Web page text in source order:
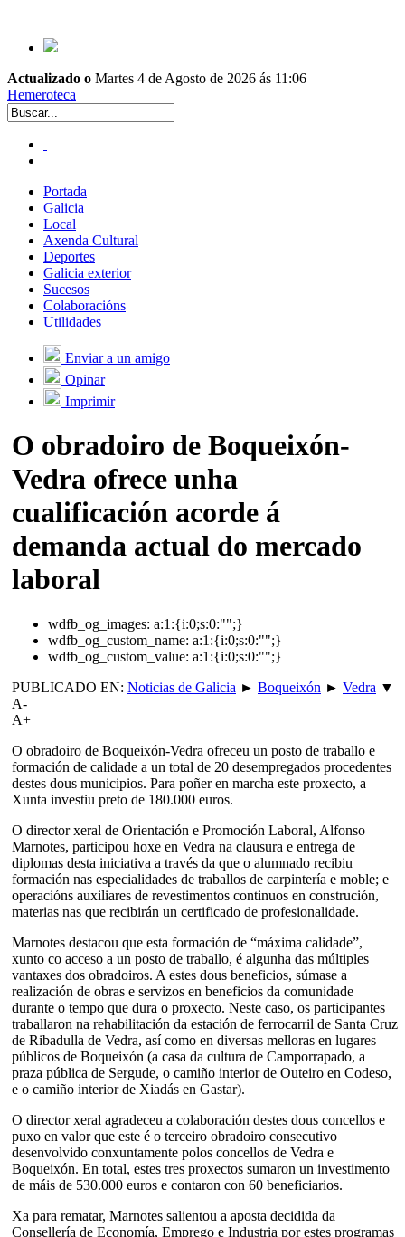
Actualizado o Martes 4 de Agosto de 2026 ás 11:06
Hemeroteca
Portada
Galicia
Local
Axenda Cultural
Deportes
Galicia exterior
Sucesos
Colaboracións
Utilidades
Enviar a un amigo
Opinar
Imprimir
O obradoiro de Boqueixón-
Vedra ofrece unha
cualificación acorde á
demanda actual do mercado
laboral
wdfb_og_images: a:1:{i:0;s:0:"";}
wdfb_og_custom_name: a:1:{i:0;s:0:"";}
wdfb_og_custom_value: a:1:{i:0;s:0:"";}
PUBLICADO EN: Noticias de Galicia ► Boqueixón ► Vedra ▼
A-
A+
O obradoiro de Boqueixón-Vedra ofreceu un posto de traballo e
formación de calidade a un total de 20 desempregados procedentes
destes dous municipios. Para poñer en marcha este proxecto, a
Xunta investiu preto de 180.000 euros.
O director xeral de Orientación e Promoción Laboral, Alfonso
Marnotes, participou hoxe en Vedra na clausura e entrega de
diplomas desta iniciativa a través da que o alumnado recibiu
formación nas especialidades de traballos de carpintería e moble; e
operacións auxiliares de revestimentos continuos en construción,
materias nas que recibirán un certificado de profesionalidade.
Marnotes destacou que esta formación de “máxima calidade”,
xunto co acceso a un posto de traballo, é algunha das múltiples
vantaxes dos obradoiros. A estes dous beneficios, súmase a
realización de obras e servizos en beneficios da comunidade
durante o tempo que dura o proxecto. Neste caso, os participantes
traballaron na rehabilitación da estación de ferrocarril de Santa Cruz
de Ribadulla de Vedra, así como en diversas melloras en lugares
públicos de Boqueixón (a casa da cultura de Camporrapado, a
praza pública de Sergude, o camiño interior de Outeiro en Codeso,
e o camiño interior de Xiadás en Gastar).
O director xeral agradeceu a colaboración destes dous concellos e
puxo en valor que este é o terceiro obradoiro consecutivo
desenvolvido conxuntamente polos concellos de Vedra e
Boqueixón. En total, estes tres proxectos sumaron un investimento
de máis de 530.000 euros e contaron con 60 beneficiarios.
Xa para rematar, Marnotes salientou a aposta decidida da
Consellería de Economía, Emprego e Industria por estes programas